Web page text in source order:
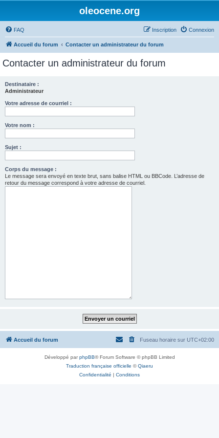
oleocene.org
FAQ Connexion
Inscription
Accueil du forum Contacter un administrateur du forum
Contacter un administrateur du forum
Destinataire :
Administrateur
Votre adresse de courriel :
Votre nom :
Sujet :
Corps du message :
Le message sera envoyé en texte brut, sans balise HTML ou BBCode. L’adresse de
retour du message correspond à votre adresse de courriel.
Accueil du forum Fuseau horaire sur UTC+02:00
Développé parphpBB® Forum Software © phpBB Limited
Traduction française officielle ©Qiaeru
Confidentialité | Conditions